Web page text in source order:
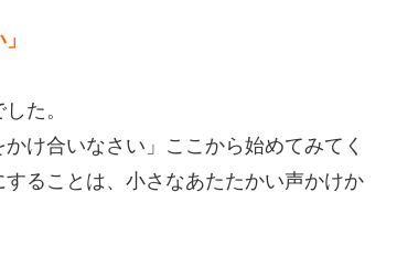
た。
け合いなさい」ここから始めてみてく
ることは、小さなあたたかい声かけか